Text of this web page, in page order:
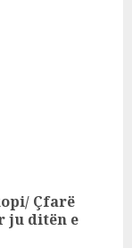
Çfarë
ju ditën e